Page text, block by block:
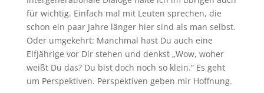
für wichtig. Einfach mal mit Leuten sprechen, die
schon ein paar Jahre länger hier sind als man selbst.
Oder umgekehrt: Manchmal hast Du auch eine
Elfjährige vor Dir stehen und denkst „Wow, woher
weißt Du das? Du bist doch noch so klein.“ Es geht
um Perspektiven. Perspektiven geben mir Hoffnung.